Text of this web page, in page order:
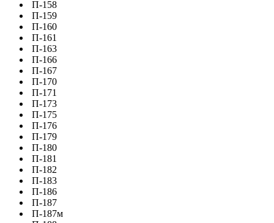
П-158
П-159
П-160
П-161
П-163
П-166
П-167
П-170
П-171
П-173
П-175
П-176
П-179
П-180
П-181
П-182
П-183
П-186
П-187
П-187м